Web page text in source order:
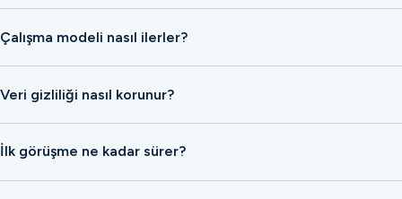
Çalışma modeli nasıl ilerler?
Veri gizliliği nasıl korunur?
İlk görüşme ne kadar sürer?